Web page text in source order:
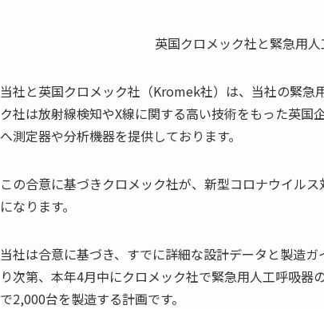
英国クロメック社と緊急用
当社と英国クロメック社（Kromek社）は、当社の緊
ク社は放射線検知やX線に関する高い技術をもった英
へ測定器や分析機器を提供しております。
この合意に基づきクロメック社が、新型コロナウイル
になります。
当社は合意に基づき、すでに詳細な設計データと製造
り次第、本年4月中にクロメック社で緊急用人工呼吸
で2,000台を製造する計画です。